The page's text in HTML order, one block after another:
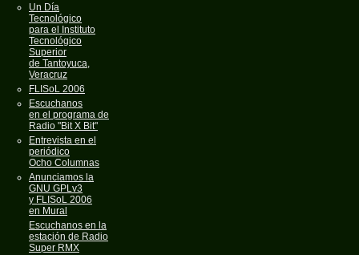
Un Día
Tecnológico
para el Instituto
Tecnológico
Superior
de Tantoyuca,
Veracruz
FLISoL 2006
Escuchanos
en el programa de
Radio "Bit X Bit"
Entrevista en el
periódico
Ocho Columnas
Anunciamos la
GNU GPLv3
y FLISoL 2006
en Mural
Escuchanos en la
estación de Radio
Super RMX